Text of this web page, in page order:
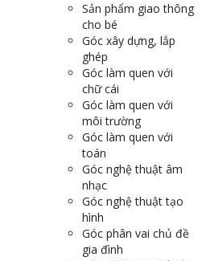
Sản phẩm giao thông
cho bé
Góc xây dựng, lắp
ghép
Góc làm quen với
chữ cái
Góc làm quen với
môi trường
Góc làm quen với
toán
Góc nghệ thuật âm
nhạc
Góc nghệ thuật tạo
hình
Góc phân vai chủ đề
gia đình